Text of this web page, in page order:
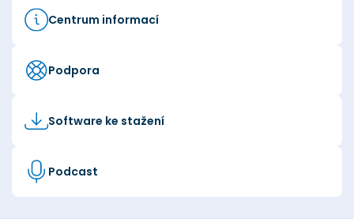
Centrum informací
Podpora
Software ke stažení
Podcast